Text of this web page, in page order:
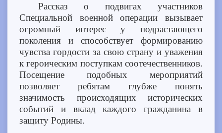
Рассказ о подвигах участников
Специальной военной операции вызывает
огромный интерес у подрастающего
поколения и способствует формированию
чувства гордости за свою страну и уважения
к героическим поступкам соотечественников.
Посещение подобных мероприятий
позволяет ребятам глубже понять
значимость происходящих исторических
событий и вклад каждого гражданина в
защиту Родины.